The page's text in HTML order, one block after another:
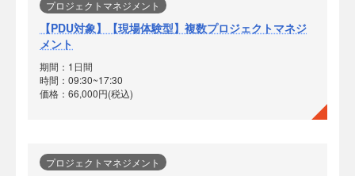
プロジェクトマネジメント
【PDU対象】【現場体験型】複数プロジェクトマネジ
メント
期間：1日間
時間：09:30~17:30
価格：66,000円(税込)
プロジェクトマネジメント